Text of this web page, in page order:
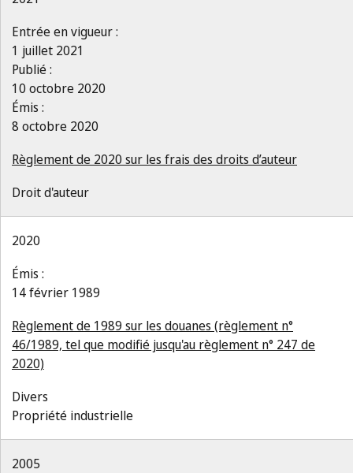
Entrée en vigueur :
1 juillet 2021
Publié :
10 octobre 2020
Émis :
8 octobre 2020
Règlement de 2020 sur les frais des droits d’auteur
Droit d'auteur
2020
Émis :
14 février 1989
Règlement de 1989 sur les douanes (règlement n°
46/1989, tel que modifié jusqu'au règlement n° 247 de
2020)
Divers
Propriété industrielle
2005